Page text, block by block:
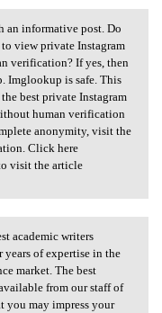
such an
an informative post. Do
view private Instagram
verification? If yes, then
Imglookup is safe. This
best private Instagram
human verification
anonymity, visit the
Click here
visit the article
best
academic writers
of expertise in the
market. The best
from our staff of
you may impress your